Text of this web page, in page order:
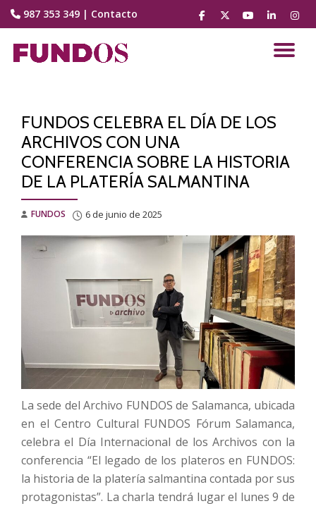
contenido
987 353 349 | Contacto
fa-
facebook
fa-
brands
fa-
youtube-
fa-
linkedin
fa-
FUNDOS CELEBRA EL DÍA DE LOS
ARCHIVOS CON UNA
CONFERENCIA SOBRE LA HISTORIA
DE LA PLATERÍA SALMANTINA
FUNDOS 6 de junio de 2025
La sede del Archivo FUNDOS de Salamanca, ubicada
en el Centro Cultural FUNDOS Fórum Salamanca,
celebra el Día Internacional de los Archivos con la
conferencia “El legado de los plateros en FUNDOS:
la historia de la platería salmantina contada por sus
protagonistas”. La charla tendrá lugar el lunes 9 de